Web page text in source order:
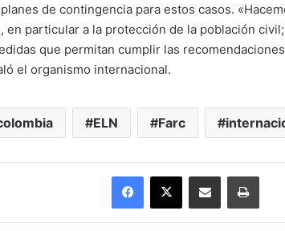
de contingencia para estos casos.
en particular a la protección de la población
que permitan cumplir las
el organismo internacional.
ELN Farc
Facebook
X Enviar vía email